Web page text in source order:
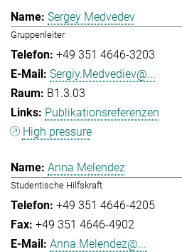
Sergey Medvedev
Gruppenleiter
+49 351 4646-3203
Sergiy.Medvediev@...
B1.3.03
Publikationsreferenzen
High pressure
Anna Melendez
Studentische Hilfskraft
+49 351 4646-4205
+49 351 4646-4902
Anna.Melendez@...